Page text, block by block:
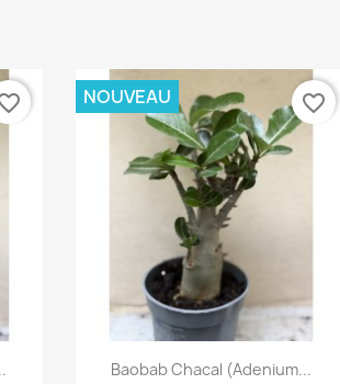
Aperçu rapide
Baobab Chacal (adenium...
NOUVEAU favorite_border